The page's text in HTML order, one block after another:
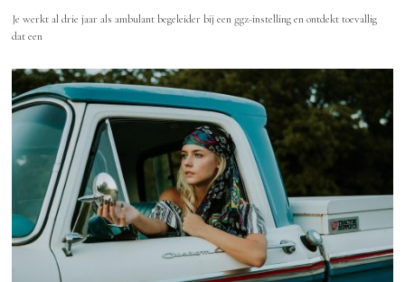
Je werkt al drie jaar als ambulant begeleider bij een ggz-instelling en ontdekt toevallig
dat een